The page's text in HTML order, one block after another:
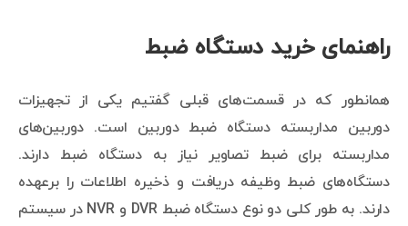
راهنمای خرید دستگاه ضبط
همانطور که در قسمت‌های قبلی گفتیم یکی از تجهیزات
دوربین مداربسته دستگاه ضبط دوربین است. دوربین‌های
مداربسته برای ضبط تصاویر نیاز به دستگاه ضبط دارند.
دستگاه‌های ضبط وظیفه دریافت و ذخیره اطلاعات را برعهده
دارند. به طور کلی دو نوع دستگاه ضبط DVR و NVR در سیستم